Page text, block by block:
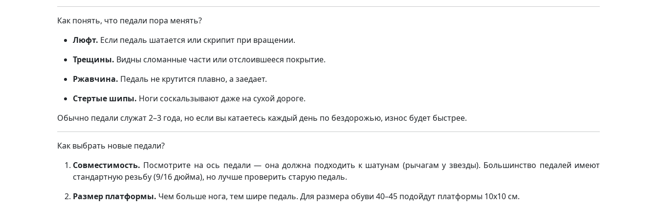
Как понять, что педали пора менять?
Люфт. Если педаль шатается или скрипит при вращении.
Трещины. Видны сломанные части или отслоившееся покрытие.
Ржавчина. Педаль не крутится плавно, а заедает.
Стертые шипы. Ноги соскальзывают даже на сухой дороге.
Обычно педали служат 2–3 года, но если вы катаетесь каждый день по бездорожью, износ будет быстрее.
Как выбрать новые педали?
Совместимость. Посмотрите на ось педали — она должна подходить к шатунам (рычагам у звезды). Большинство педалей имеют
стандартную резьбу (9/16 дюйма), но лучше проверить старую педаль.
Размер платформы. Чем больше нога, тем шире педаль. Для размера обуви 40–45 подойдут платформы 10х10 см.